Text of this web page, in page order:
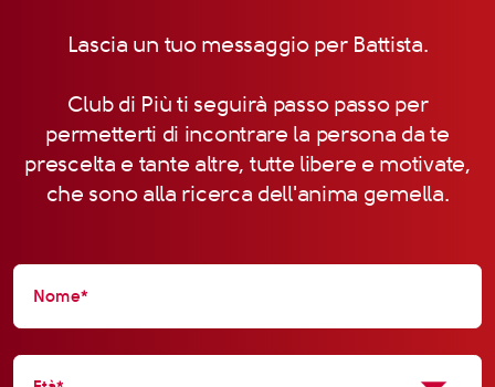
Lascia un tuo messaggio per Battista.
Club di Più ti seguirà passo passo per
permetterti di incontrare la persona da te
prescelta e tante altre, tutte libere e motivate,
che sono alla ricerca dell'anima gemella.